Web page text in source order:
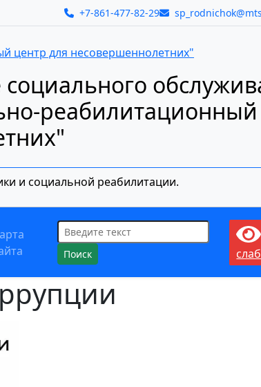
+7-861-477-82-29
и социальной реабилитации.
Поиск: